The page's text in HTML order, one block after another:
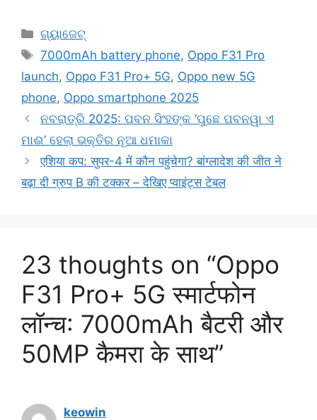
ଗ୍ୟାଜେଟ୍
7000mAh battery phone, Oppo F31 Pro
launch, Oppo F31 Pro+ 5G, Oppo new 5G
phone, Oppo smartphone 2025
ନବରାତ୍ରି 2025: ପବନ ସିଂହଙ୍କ ‘ପୁଛେ ପବନୱା ଏ
ମାଈ’ ହେଲା ଭକ୍ତିର ନୂଆ ଧମାକା
एशिया कप: सुपर-4 में कौन पहुंचेगा? बांग्लादेश की जीत ने
बढ़ा दी ग्रुप B की टक्कर – देखिए प्वाइंट्स टेबल
23 thoughts on “Oppo
F31 Pro+ 5G स्मार्टफोन
लॉन्च: 7000mAh बैटरी और
50MP कैमरा के साथ”
keowin